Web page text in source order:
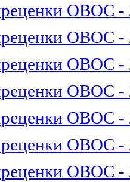
ОВОС -
ОВОС -
ОВОС -
ОВОС -
ОВОС -
ОВОС -
ОВОС -